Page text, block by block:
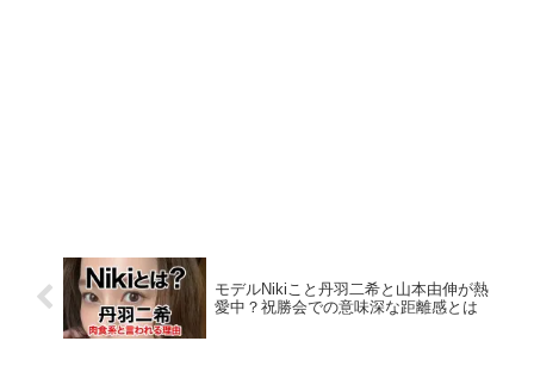
モデルNikiこと丹羽二希と山本由伸が熱
愛中？祝勝会での意味深な距離感とは